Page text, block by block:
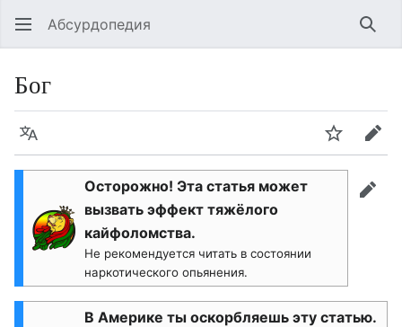
Абсурдопедия
Бог
Язык
Осторожно! Эта статья может
вызвать эффект тяжёлого
кайфоломства.
Не рекомендуется читать в состоянии
наркотического опьянения.
В Америке ты оскорбляешь эту статью.